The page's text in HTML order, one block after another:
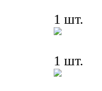
1 шт.
1 шт.